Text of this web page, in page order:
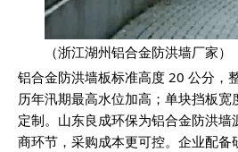
（浙江湖州铝合金防洪墙厂家）
铝合金防洪墙板标准高度 20 公分，
历年汛期最高水位加高；单块挡板
定制。山东良成环保为铝合金防洪墙
商环节，采购成本更可控。企业配